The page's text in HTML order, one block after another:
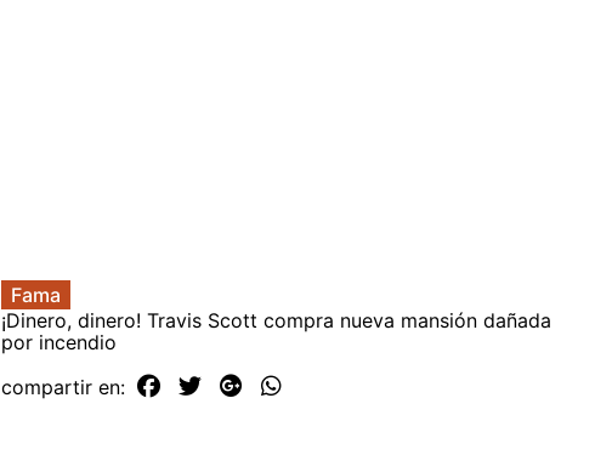
Fama
¡Dinero, dinero! Travis Scott compra nueva mansión dañada
por incendio
compartir en: